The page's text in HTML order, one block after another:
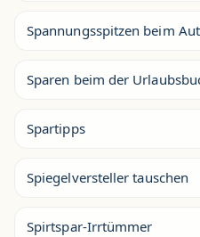
Spannungsspitzen beim
Sparen beim der
Spartipps
Spiegelversteller tauschen
Spirtspar-Irrtümmer